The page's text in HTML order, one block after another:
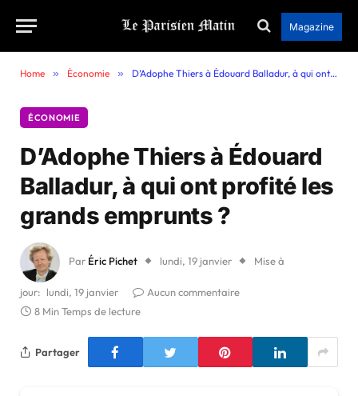
Magazine
Home » Économie » D’Adophe Thiers à Édouard Balladur, à qui ont profité les grands emprunts ?
ÉCONOMIE
D’Adophe Thiers à Édouard
Balladur, à qui ont profité les
grands emprunts ?
Par Éric Pichet lundi, 19 janvier Mise à
jour: lundi, 19 janvier
Aucun commentaire
8 Min Temps de lecture
Partager